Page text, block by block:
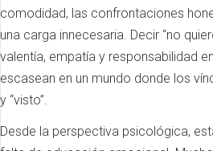
comodidad, las confrontaciones
una carga innecesaria. Decir “no
valentía, empatía y responsabilidad
escasean en un mundo donde los
y “visto”.
Desde la perspectiva psicológica,